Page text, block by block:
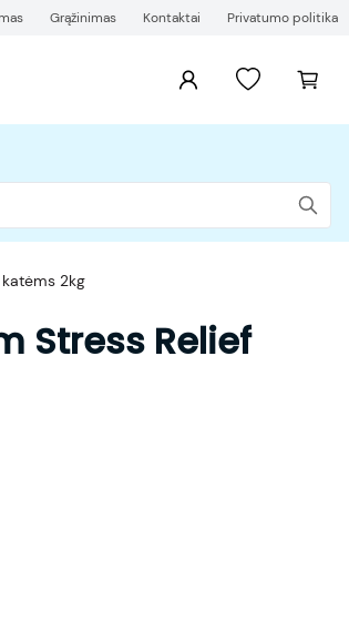
Grąžinimas Kontaktai Privatumo politika
2kg
Stress Relief